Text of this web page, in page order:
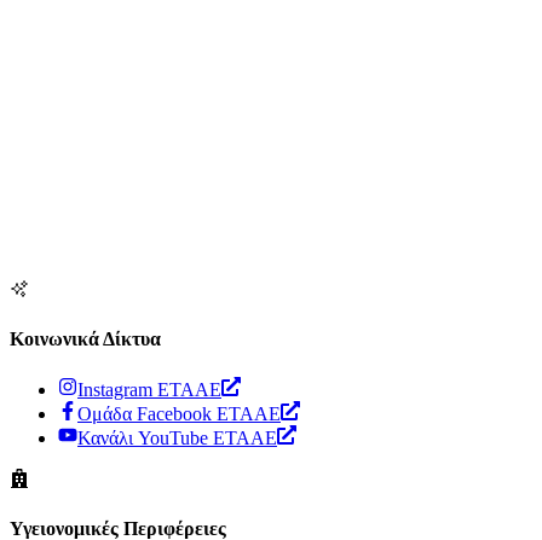
Κοινωνικά Δίκτυα
Instagram ΕΤΑΑΕ
Ομάδα Facebook ΕΤΑΑΕ
Κανάλι YouTube ΕΤΑΑΕ
Υγειονομικές Περιφέρειες